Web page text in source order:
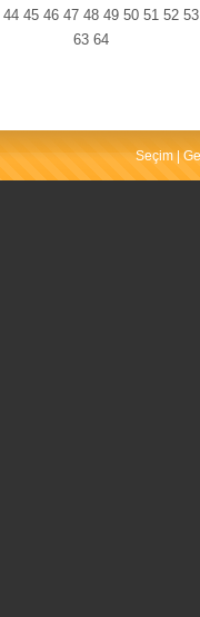
44 45 46 47 48 49 50 51 52 53
63 64
Seçim